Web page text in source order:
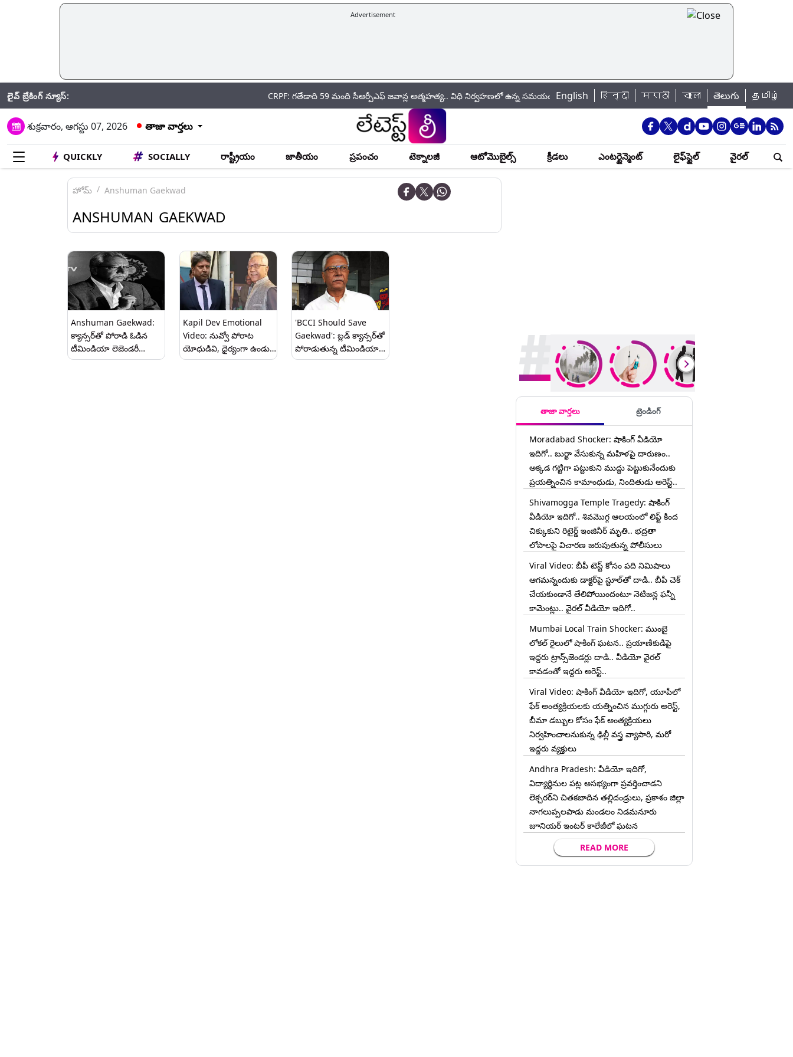
Advertisement
లైవ్ బ్రేకింగ్ న్యూస్: CRPF: గతేడాది 59 మంది సీఆర్పీఎఫ్ జ‌వాన్ల ఆత్మ‌హ‌త్య.. విధి నిర్వహణలో ఉన్న సమయంలోనే ఎక్కువ బలవన్మరణాలు..|UPI Charges: రూ.2,000 పైబడిన యూపీఐ
English हिन्दी मराठी বাংলা తెలుగు தமிழ்
శుక్రవారం, ఆగస్టు 07, 2026 తాజా వార్తలు
QUICKLY SOCIALLY రాష్ట్రీయం జాతీయం ప్రపంచం టెక్నాలజీ ఆటోమొబైల్స్ క్రీడలు ఎంటర్టైన్మెంట్ లైఫ్‌స్టైల్ వైరల్
హోమ్ Anshuman Gaekwad
ANSHUMAN GAEKWAD
Anshuman Gaekwad:
క్యాన్సర్‌తో పోరాడి ఓడిన
టీమిండియా లెజెండరీ
అన్షుమాన్
Kapil Dev Emotional
Video: నువ్వో పోరాట
యోధుడివి, ధైర్యంగా ఉండు,
క్యాన్సర్‌తో పోరాడుతున్న
'BCCI Should Save
Gaekwad': బ్లడ్ క్యాన్సర్‌తో
పోరాడుతున్న టీమిండియా
మాజీ కోచ్ అన్షుమన్ గైక్వాడ్,
తాజా వార్తలు ట్రెండింగ్
Moradabad Shocker: షాకింగ్ వీడియో
ఇదిగో.. బుర్ఖా వేసుకున్న మహిళపై దారుణం..
అక్కడ గట్టిగా పట్టుకుని ముద్దు పెట్టుకునేందుకు
ప్రయత్నించిన కామాంధుడు, నిందితుడు అరెస్ట్..
Shivamogga Temple Tragedy: షాకింగ్
వీడియో ఇదిగో.. శివమొగ్గ ఆలయంలో లిఫ్ట్ కింద
చిక్కుకుని రిటైర్డ్ ఇంజినీర్ మృతి.. భద్రతా
లోపాలపై విచారణ జరుపుతున్న పోలీసులు
Viral Video: బీపీ టెస్ట్‌ కోసం పది నిమిషాలు
ఆగమన్నందుకు డాక్టర్‌పై స్టూల్‌తో దాడి.. బీపీ చెక్
చేయకుండానే తేలిపోయిందంటూ నెటిజన్ల ఫన్నీ
కామెంట్లు.. వైరల్ వీడియో ఇదిగో..
Mumbai Local Train Shocker: ముంబై
లోకల్ రైలులో షాకింగ్ ఘటన.. ప్రయాణికుడిపై
ఇద్దరు ట్రాన్స్‌జెండర్లు దాడి.. వీడియో వైరల్
కావడంతో ఇద్దరు అరెస్ట్..
Viral Video: షాకింగ్ వీడియో ఇదిగో, యూపీలో
ఫేక్ అంత్యక్రియలకు యత్నించిన ముగ్గురు అరెస్ట్,
బీమా డబ్బుల కోసం ఫేక్ అంత్యక్రియలు
నిర్వహించాలనుకున్న ఢిల్లీ వస్త్ర వ్యాపారి, మరో
ఇద్దరు వ్యక్తులు
Andhra Pradesh: వీడియో ఇదిగో,
విద్యార్థినుల పట్ల అసభ్యంగా ప్రవర్తించాడని
లెక్చ‌ర‌ర్‌ని చిత‌క‌బాదిన త‌ల్లిదండ్రులు, ప్రకాశం జిల్లా
నాగలుప్పలపాడు మండలం నిడమనూరు
జూనియర్ ఇంటర్ కాలేజీలో ఘటన
READ MORE